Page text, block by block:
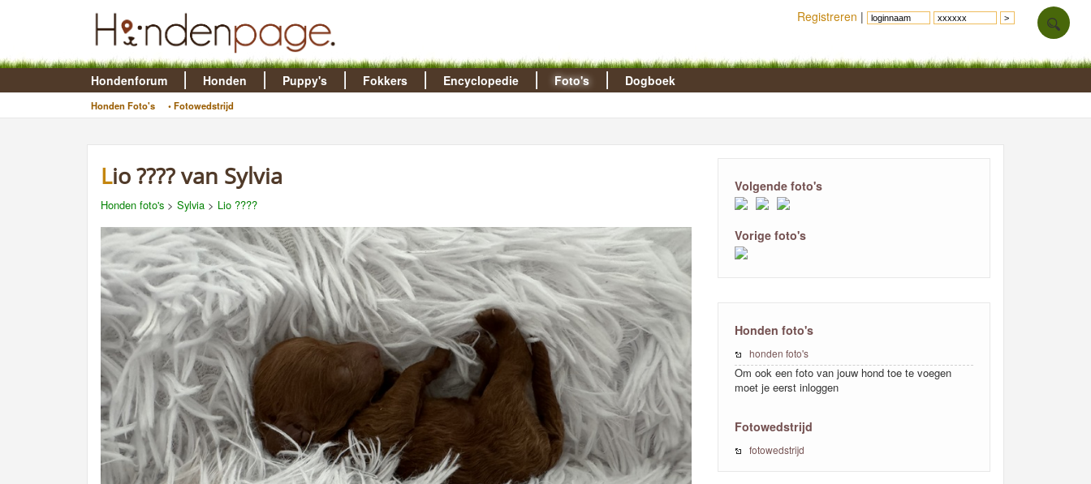
Hondenforum Honden Puppy's Fokkers Encyclopedie Foto's
Honden Foto's • Fotowedstrijd
Dogboek
Lio ???? van Sylvia
Honden foto's > Sylvia > Lio ????
Volgende foto's
Vorige foto's
Honden foto's
honden foto's
Om ook een foto van jouw hond toe te voegen
moet je eerst inloggen
Fotowedstrijd
fotowedstrijd
Registreren |